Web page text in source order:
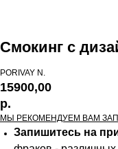
Cмокинг с
PORIVAY N.
15900,00
р.
МЫ РЕКОМЕНДУЕМ ВАМ
Запишитесь на